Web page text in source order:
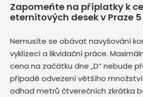
Zapomeňte na příplatky k
eternitových desek v Praze
Nemusíte se obávat navyšování
vyklízecí a likvidační práce.
cena na začátku dne „D“ nebude
případě odvezení většího
odhad metrů čtverečních zkrátka